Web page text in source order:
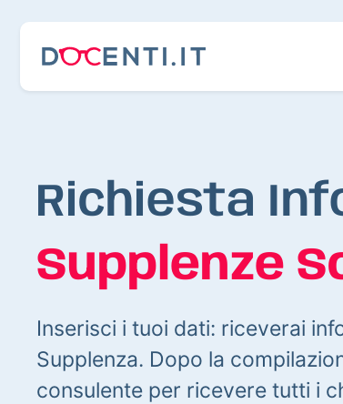
Richiesta
Supplenze
Inserisci i tuoi dati: riceverai
Supplenza. Dopo la
consulente per ricevere tutti i